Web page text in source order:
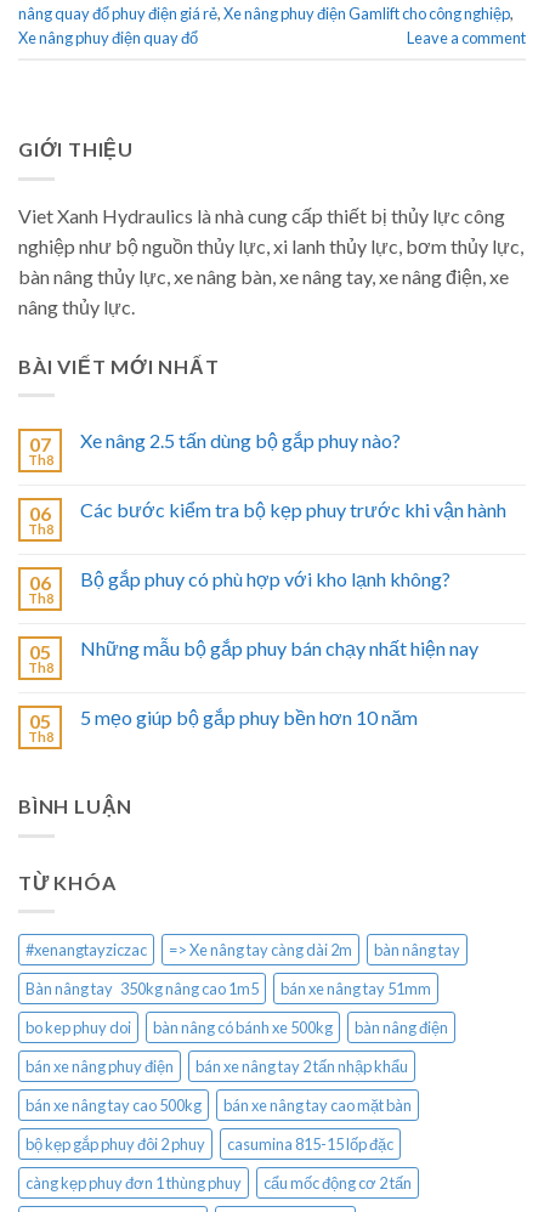
nâng quay đổ phuy điện giá rẻ,Xe nâng phuy điện Gamlift cho công nghiệp,
Xe nâng phuy điện quay đổ
Leave a comment
GIỚI THIỆU
Viet Xanh Hydraulics là nhà cung cấp thiết bị thủy lực công
nghiệp như bộ nguồn thủy lực, xi lanh thủy lực, bơm thủy lực,
bàn nâng thủy lực, xe nâng bàn, xe nâng tay, xe nâng điện, xe
nâng thủy lực.
BÀI VIẾT MỚI NHẤT
07
Th8
Xe nâng 2.5 tấn dùng bộ gắp phuy nào?
06
Th8
Các bước kiểm tra bộ kẹp phuy trước khi vận hành
06
Th8
Bộ gắp phuy có phù hợp với kho lạnh không?
05
Th8
Những mẫu bộ gắp phuy bán chạy nhất hiện nay
05
Th8
5 mẹo giúp bộ gắp phuy bền hơn 10 năm
BÌNH LUẬN
TỪ KHÓA
#xenangtayziczac => Xe nâng tay càng dài 2m
bàn nâng tay
Bàn nâng tay 350kg nâng cao 1m5
bán xe nâng tay 51mm
bo kep phuy doi
bàn nâng có bánh xe 500kg
bàn nâng điện
bán xe nâng phuy điện
bán xe nâng tay 2 tấn nhập khẩu
bán xe nâng tay cao 500kg
bán xe nâng tay cao mặt bàn
bộ kẹp gắp phuy đôi 2 phuy
casumina 815-15 lốp đặc
càng kẹp phuy đơn 1 thùng phuy
cẩu mốc động cơ 2 tấn